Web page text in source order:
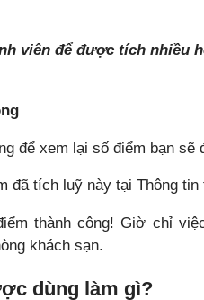
viên để được tích nhiều
để xem lại số điểm bạn sẽ
đã tích luỹ này tại Thông
thành công! Giờ chỉ
khách sạn.
dùng làm gì?